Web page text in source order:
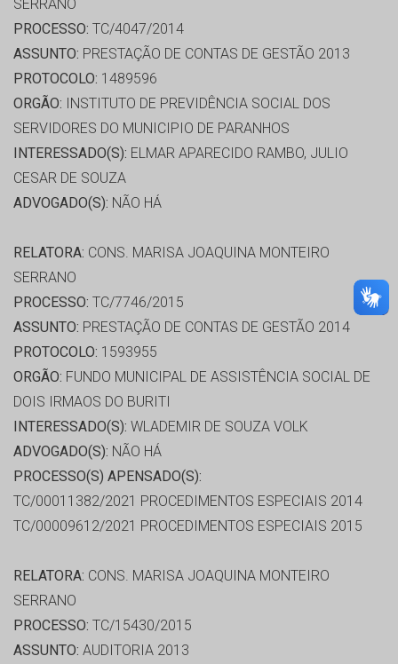
SERRANO
PROCESSO: TC/4047/2014
ASSUNTO: PRESTAÇÃO DE CONTAS DE GESTÃO 2013
PROTOCOLO: 1489596
ORGÃO: INSTITUTO DE PREVIDÊNCIA SOCIAL DOS
SERVIDORES DO MUNICIPIO DE PARANHOS
INTERESSADO(S): ELMAR APARECIDO RAMBO, JULIO
CESAR DE SOUZA
ADVOGADO(S): NÃO HÁ
RELATORA: CONS. MARISA JOAQUINA MONTEIRO
SERRANO
PROCESSO: TC/7746/2015
ASSUNTO: PRESTAÇÃO DE CONTAS DE GESTÃO 2014
PROTOCOLO: 1593955
ORGÃO: FUNDO MUNICIPAL DE ASSISTÊNCIA SOCIAL DE
DOIS IRMAOS DO BURITI
INTERESSADO(S): WLADEMIR DE SOUZA VOLK
ADVOGADO(S): NÃO HÁ
PROCESSO(S) APENSADO(S):
TC/00011382/2021 PROCEDIMENTOS ESPECIAIS 2014
TC/00009612/2021 PROCEDIMENTOS ESPECIAIS 2015
RELATORA: CONS. MARISA JOAQUINA MONTEIRO
SERRANO
PROCESSO: TC/15430/2015
ASSUNTO: AUDITORIA 2013